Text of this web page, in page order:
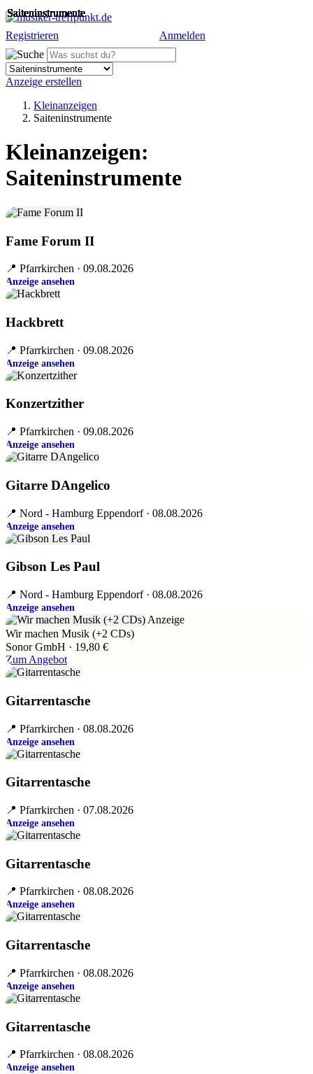
Registrieren Anmelden
Anzeige erstellen
Kleinanzeigen
Saiteninstrumente
Kleinanzeigen:
Saiteninstrumente
Saiteninstrumente
Fame Forum II
📍 Pfarrkirchen · 09.08.2026
Anzeige ansehen
Saiteninstrumente
Hackbrett
📍 Pfarrkirchen · 09.08.2026
Anzeige ansehen
Saiteninstrumente
Konzertzither
📍 Pfarrkirchen · 09.08.2026
Anzeige ansehen
Saiteninstrumente
Gitarre DAngelico
📍 Nord - Hamburg Eppendorf · 08.08.2026
Anzeige ansehen
Saiteninstrumente
Gibson Les Paul
📍 Nord - Hamburg Eppendorf · 08.08.2026
Anzeige ansehen
Anzeige
Wir machen Musik (+2 CDs)
Sonor GmbH · 19,80 €
Zum Angebot
Saiteninstrumente
Gitarrentasche
📍 Pfarrkirchen · 08.08.2026
Anzeige ansehen
Saiteninstrumente
Gitarrentasche
📍 Pfarrkirchen · 07.08.2026
Anzeige ansehen
Saiteninstrumente
Gitarrentasche
📍 Pfarrkirchen · 08.08.2026
Anzeige ansehen
Saiteninstrumente
Gitarrentasche
📍 Pfarrkirchen · 08.08.2026
Anzeige ansehen
Saiteninstrumente
Gitarrentasche
📍 Pfarrkirchen · 08.08.2026
Anzeige ansehen
Saiteninstrumente
Saiteninstrumente
Saiteninstrumente
Saiteninstrumente
Saiteninstrumente
Saiteninstrumente
Saiteninstrumente
Saiteninstrumente
Saiteninstrumente
Saiteninstrumente
Saiteninstrumente
Saiteninstrumente
Saiteninstrumente
Saiteninstrumente